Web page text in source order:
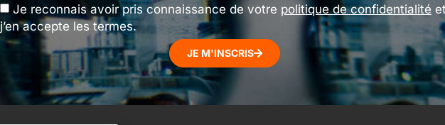
Je reconnais avoir pris connaissance de votre politique de confidentialité
j’en accepte les termes.
JE M'INSCRIS